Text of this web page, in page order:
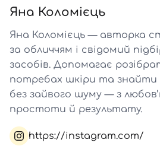
Бʼюті
Набори
Шия і
Для
Для дітей
Для
Засоби
Яна Коломієць
Яна Коломієць — авторка
за обличчям і свідомий
засобів. Допомагає
потребах шкіри та знайти
без зайвого шуму — з
простоти й результату.
https://instagram.com/